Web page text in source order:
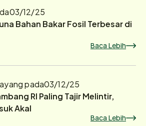
03/12/25
Bahan Bakar Fosil Terbesar di
Baca Lebih
pada03/12/25
RI Paling Tajir Melintir,
Akal
Baca Lebih